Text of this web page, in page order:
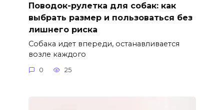
Поводок-рулетка для собак: как
выбрать размер и пользоваться без
лишнего риска
Собака идет впереди, останавливается
возле каждого
0 25